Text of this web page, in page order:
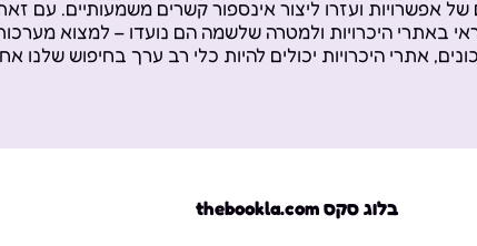
אפשרויות ועזרו ליצור אינספור קשרים משמעותיים. עם
באתרי היכרויות ולמטרה שלשמה הם נועדו – למצוא
אתרי היכרויות יכולים להיות כלי רב ערך בחיפוש שלנו
בלוג סקס thebookla.com